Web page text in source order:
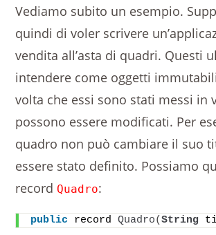
Vediamo subito un esempio.
quindi di voler scrivere
vendita all’asta di quadri. Questi
intendere come oggetti
volta che essi sono stati messi in
possono essere modificati. Per
quadro non può cambiare il suo
essere stato definito. Possiamo
record Quadro:
public record Quadro(String